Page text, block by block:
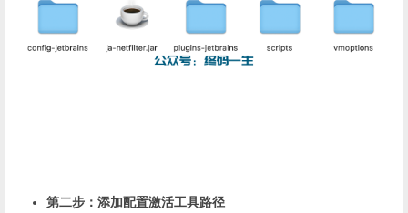
第二步：添加配置激活工具路径